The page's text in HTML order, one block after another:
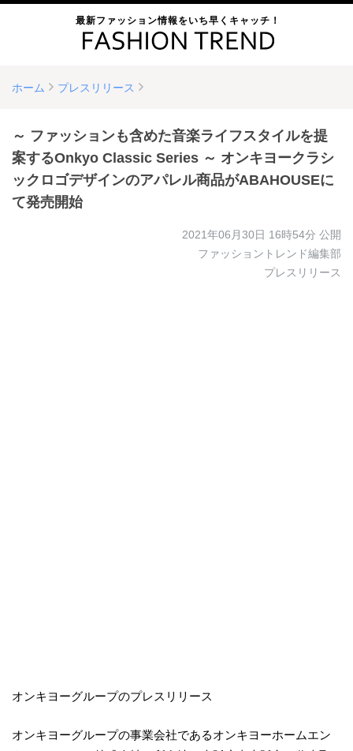
最新ファッション情報をいち早くキャッチ！
ホーム プレスリリース
～ ファッションも含めた音楽ライフスタイルを提
案するOnkyo Classic Series ～ オンキヨークラシ
ックロゴデザインのアパレル商品がABAHOUSEに
て発売開始
2021年06月30日 16時54分 公開
ファッショントレンド編集部
プレスリリース
オンキヨーグループのプレスリリース
オンキヨーグループの事業会社であるオンキヨーホームエン